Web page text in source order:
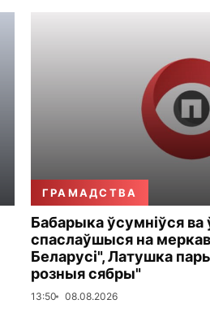
ГРАМАДСТВА
Бабарыка ўсумніўся ва
спаслаўшыся на
Беларусі", Латушка
розныя сябры"
13:50 08.08.2026